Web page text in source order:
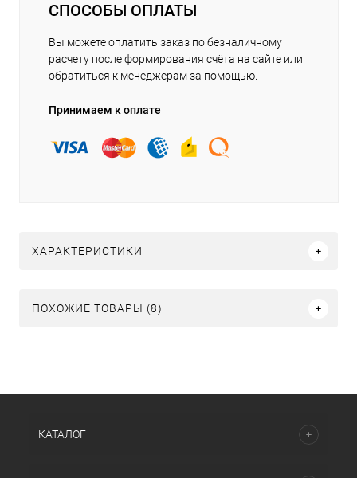
СПОСОБЫ ОПЛАТЫ
Вы можете оплатить заказ по безналичному
расчету после формирования счёта на сайте или
обратиться к менеджерам за помощью.
Принимаем к оплате
ХАРАКТЕРИСТИКИ
ПОХОЖИЕ ТОВАРЫ (8)
КАТАЛОГ